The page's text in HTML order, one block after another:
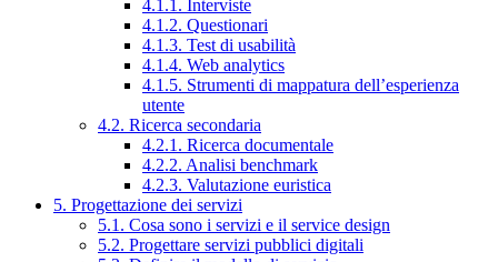
4.1.1. Interviste
4.1.2. Questionari
4.1.3. Test di usabilità
4.1.4. Web analytics
4.1.5. Strumenti di mappatura dell’esperienza
utente
4.2. Ricerca secondaria
4.2.1. Ricerca documentale
4.2.2. Analisi benchmark
4.2.3. Valutazione euristica
5. Progettazione dei servizi
5.1. Cosa sono i servizi e il service design
5.2. Progettare servizi pubblici digitali